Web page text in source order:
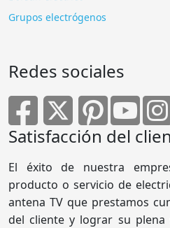
Grupos electrógenos
Redes sociales
Satisfacción del
El éxito de nuestra
producto o servicio de
antena TV que prestamos
del cliente y lograr su plena